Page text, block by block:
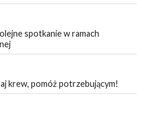
spotkanie w ramach
krew, pomóż potrzebującym!